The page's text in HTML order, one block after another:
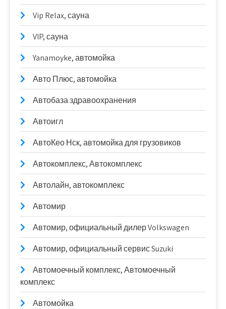
Vip Relax, сауна
VIP, сауна
Yanamoyke, автомойка
Авто Плюс, автомойка
Автобаза здравоохранения
Автоигл
АвтоКео Нск, автомойка для грузовиков
Автокомплекс, Автокомплекс
Автолайн, автокомплекс
Автомир
Автомир, официальный дилер Volkswagen
Автомир, официальный сервис Suzuki
Автомоечный комплекс, Автомоечный
комплекс
Автомойка